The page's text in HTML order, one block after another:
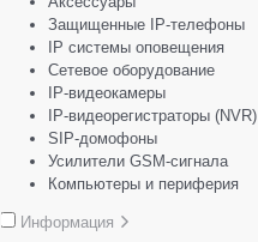
Защищенные IP-телефоны
IP системы оповещения
Сетевое оборудование
IP-видеокамеры
IP-видеорегистраторы (NVR)
SIP-домофоны
Усилители GSM-сигнала
Компьютеры и периферия
Информация